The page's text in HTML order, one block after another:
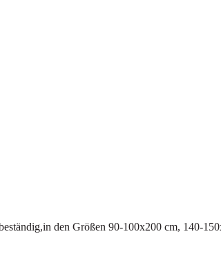
den Größen 90-100x200 cm, 140-